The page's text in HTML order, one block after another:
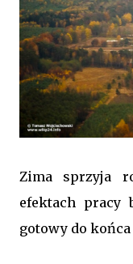
Zima sprzyja
efektach pracy
gotowy do